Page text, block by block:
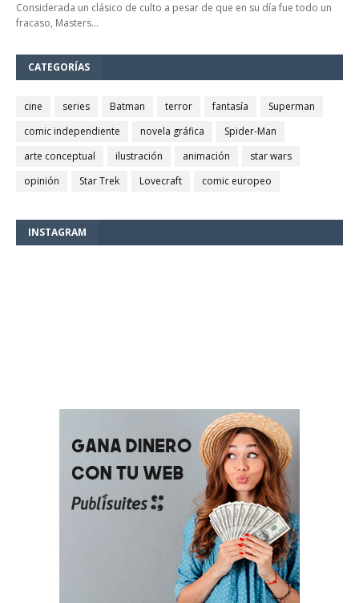
Considerada un clásico de culto a pesar de que en su día fue todo un
fracaso, Masters…
CATEGORÍAS
cine series Batman terror fantasía
Superman
comic independiente
novela gráfica
Spider-Man
arte conceptual
ilustración animación
star wars
opinión
Star Trek Lovecraft comic europeo
INSTAGRAM